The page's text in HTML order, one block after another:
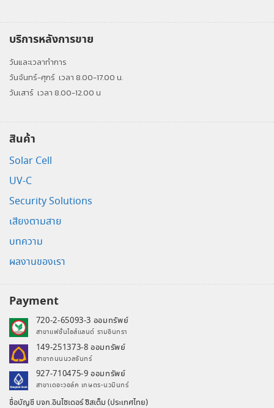
บริการหลังการขาย
วันและเวลาทำการ
วันจันทร์-ศุกร์ เวลา 8.00-17.00 น.
วันเสาร์ เวลา 8.00-12.00 น
สินค้า
Solar Cell
UV-C
Security Solutions
เสียงตามสาย
บทความ
ผลงานของเรา
Payment
720-2-65093-3 ออมทรัพย์
สาขาแฟชั่นไอส์แลนด์ รามอินทรา
149-251373-8 ออมทรัพย์
สาขาถนนนวลจันทร์
927-710475-9 ออมทรัพย์
สาขาเดอะวอล์ค เกษตร-นวมินทร์
ชื่อบัญชี บจก.อินไซเดอร์ ซิสเต็ม (ประเทศไทย)